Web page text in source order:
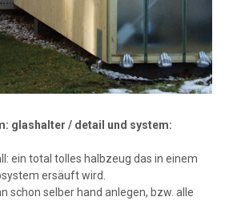
glashalter / detail und system:
ein total tolles halbzeug das in einem
ersäuft wird.
schon selber hand anlegen, bzw. alle